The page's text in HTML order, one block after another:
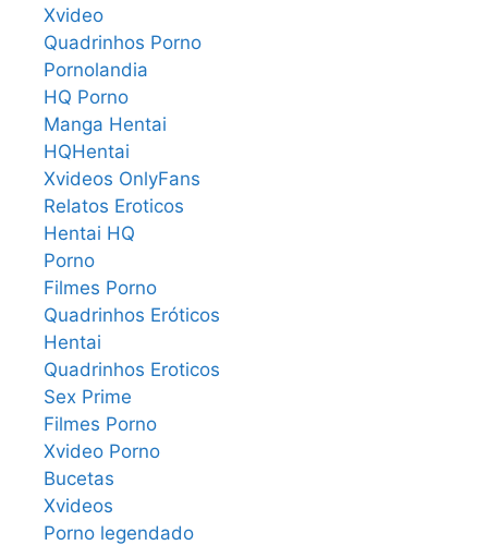
Xvideo
Quadrinhos Porno
Pornolandia
HQ Porno
Manga Hentai
HQHentai
Xvideos OnlyFans
Relatos Eroticos
Hentai HQ
Porno
Filmes Porno
Quadrinhos Eróticos
Hentai
Quadrinhos Eroticos
Sex Prime
Filmes Porno
Xvideo Porno
Bucetas
Xvideos
Porno legendado